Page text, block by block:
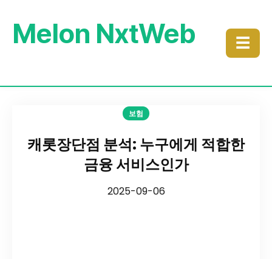
Melon NxtWeb ☰
보험
캐롯장단점 분석: 누구에게 적합한
금융 서비스인가
2025-09-06